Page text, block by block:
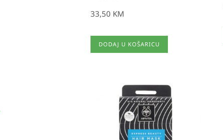
33,50 KM
DODAJ U KOŠARICU